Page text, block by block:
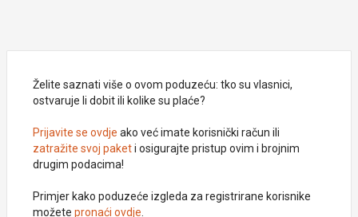
Želite saznati više o ovom poduzeću: tko su vlasnici,
ostvaruje li dobit ili kolike su plaće?
Prijavite se ovdje ako već imate korisnički račun ili
zatražite svoj paketi osigurajte pristup ovim i brojnim
drugim podacima!
Primjer kako poduzeće izgleda za registrirane korisnike
možete pronaći ovdje